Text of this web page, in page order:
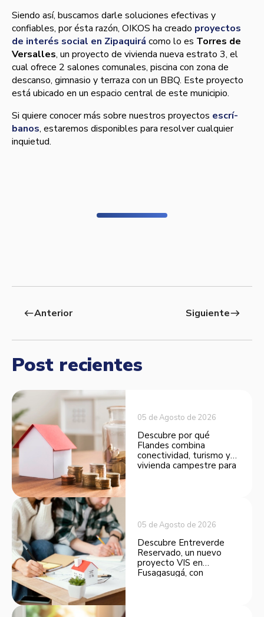
Siendo así­, buscamos darle soluciones efectivas y
confiables, por ésta razón, OIKOS ha creado proyectos
de interés social en Zipaquirá como lo es Torres de
Versalles, un proyecto de vivienda nueva estrato 3, el
cual ofrece 2 salones comunales, piscina con zona de
descanso, gimnasio y terraza con un BBQ. Este proyecto
está ubicado en un espacio central de este municipio.
Si quiere conocer más sobre nuestros proyectos escrí­
banos, estaremos disponibles para resolver cualquier
inquietud.
westAnterior Siguienteeast
Post recientes
05 de Agosto de 2026
Descubre por qué
Flandes combina
conectividad, turismo y
vivienda campestre para
05 de Agosto de 2026
Descubre Entreverde
Reservado, un nuevo
proyecto VIS en
Fusagasugá, con